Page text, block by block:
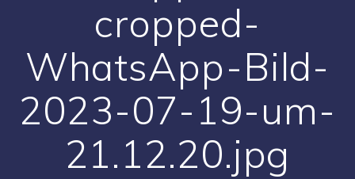
cropped-
WhatsApp-Bild-
2023-07-19-um-
21.12.20.jpg